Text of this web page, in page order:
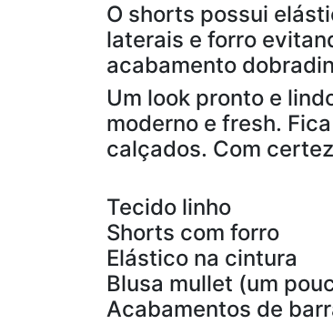
O shorts possui
laterais e forro
acabamento
Um look pronto e
moderno e fresh.
calçados. Com
Tecido linho
Shorts com forro
Elástico na cintura
Blusa mullet (um
Acabamentos de